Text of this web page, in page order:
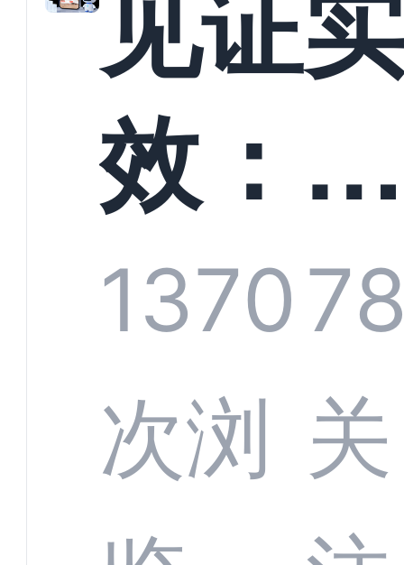
螳螂科
技何以
定义行
业标
效：螳
螂科技
CRM
1370
次浏 关